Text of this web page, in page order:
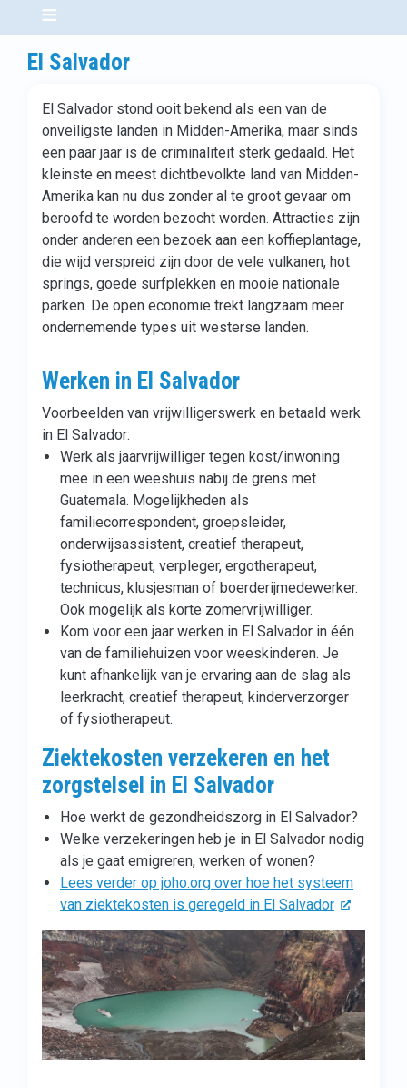
El Salvador
El Salvador stond ooit bekend als een van de
onveiligste landen in Midden-Amerika, maar sinds
een paar jaar is de criminaliteit sterk gedaald. Het
kleinste en meest dichtbevolkte land van Midden-
Amerika kan nu dus zonder al te groot gevaar om
beroofd te worden bezocht worden. Attracties zijn
onder anderen een bezoek aan een koffieplantage,
die wijd verspreid zijn door de vele vulkanen, hot
springs, goede surfplekken en mooie nationale
parken. De open economie trekt langzaam meer
ondernemende types uit westerse landen.
Werken in El Salvador
Voorbeelden van vrijwilligerswerk en betaald werk
in El Salvador:
Werk als jaarvrijwilliger tegen kost/inwoning
mee in een weeshuis nabij de grens met
Guatemala. Mogelijkheden als
familiecorrespondent, groepsleider,
onderwijsassistent, creatief therapeut,
fysiotherapeut, verpleger, ergotherapeut,
technicus, klusjesman of boerderijmedewerker.
Ook mogelijk als korte zomervrijwilliger.
Kom voor een jaar werken in El Salvador in één
van de familiehuizen voor weeskinderen. Je
kunt afhankelijk van je ervaring aan de slag als
leerkracht, creatief therapeut, kinderverzorger
of fysiotherapeut.
Ziektekosten verzekeren en het
zorgstelsel in El Salvador
Hoe werkt de gezondheidszorg in El Salvador?
Welke verzekeringen heb je in El Salvador nodig
als je gaat emigreren, werken of wonen?
Lees verder op joho.org over hoe het systeem
van ziektekosten is geregeld in El Salvador